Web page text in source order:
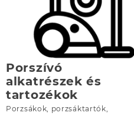
Porszívó
alkatrészek és
tartozékok
Porzsákok, porzsáktartók,